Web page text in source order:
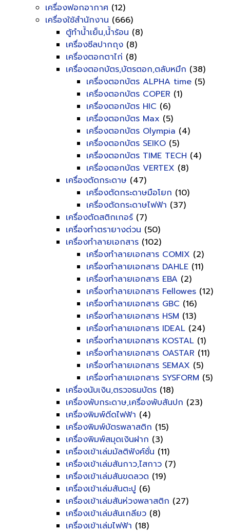
เครื่องฟอกอากาศ (12)
เครื่องใช้สำนักงาน (666)
ตู้ทำน้ำเย็น,น้ำร้อน (8)
เครื่องซีลปากถุง (8)
เครื่องตอกตาไก่ (8)
เครื่องตอกบัตร,บัตรตอก,ตลับหมึก (38)
เครื่องตอกบัตร ALPHA time (5)
เครื่องตอกบัตร COPER (1)
เครื่องตอกบัตร HIC (6)
เครื่องตอกบัตร Max (5)
เครื่องตอกบัตร Olympia (4)
เครื่องตอกบัตร SEIKO (5)
เครื่องตอกบัตร TIME TECH (4)
เครื่องตอกบัตร VERTEX (8)
เครื่องตัดกระดาษ (47)
เครื่องตัดกระดาษมือโยก (10)
เครื่องตัดกระดาษไฟฟ้า (37)
เครื่องตัดสติกเกอร์ (7)
เครื่องทำตรายางด่วน (50)
เครื่องทำลายเอกสาร (102)
เครื่องทำลายเอกสาร COMIX (2)
เครื่องทำลายเอกสาร DAHLE (11)
เครื่องทำลายเอกสาร EBA (2)
เครื่องทำลายเอกสาร Fellowes (12)
เครื่องทำลายเอกสาร GBC (16)
เครื่องทำลายเอกสาร HSM (13)
เครื่องทำลายเอกสาร IDEAL (24)
เครื่องทำลายเอกสาร KOSTAL (1)
เครื่องทำลายเอกสาร OASTAR (11)
เครื่องทำลายเอกสาร SEMAX (5)
เครื่องทำลายเอกสาร SYSFORM (5)
เครื่องนับเงิน,ตรวจธนบัตร (18)
เครื่องพับกระดาษ,เครื่องพับสันปก (23)
เครื่องพิมพ์ดีดไฟฟ้า (4)
เครื่องพิมพ์บัตรพลาสติก (15)
เครื่องพิมพ์สมุดเงินฝาก (3)
เครื่องเข้าเล่มมัลติฟังค์ชั่น (11)
เครื่องเข้าเล่มสันกาว,ไสกาว (7)
เครื่องเข้าเล่มสันขดลวด (19)
เครื่องเข้าเล่มสันตะปู (6)
เครื่องเข้าเล่มสันห่วงพลาสติก (27)
เครื่องเข้าเล่มสันเกลียว (8)
เครื่องเข้าเล่มไฟฟ้า (18)